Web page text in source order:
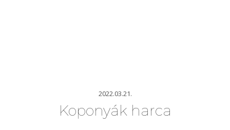
2022.03.21.
Koponyák harca